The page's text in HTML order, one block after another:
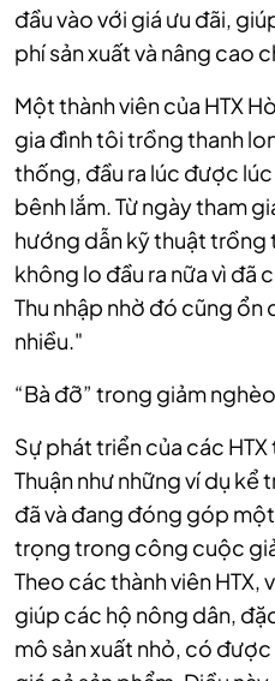
đầu vào với giá ưu đãi,
phí sản xuất và nâng cao
Một thành viên của HTX
gia đình tôi trồng thanh
thống, đầu ra lúc được
bênh lắm. Từ ngày tham
hướng dẫn kỹ thuật trồng
không lo đầu ra nữa vì đã
Thu nhập nhờ đó cũng ổn
nhiều."
“Bà đỡ” trong giảm nghèo
Sự phát triển của các
Thuận như những ví dụ
đã và đang đóng góp
trọng trong công cuộc
Theo các thành viên HTX,
giúp các hộ nông dân,
mô sản xuất nhỏ, có được